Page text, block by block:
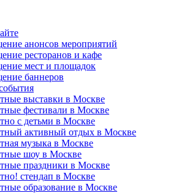
анонсов мероприятий
ресторанов и кафе
мест и площадок
баннеров
выставки в Москве
фестивали в Москве
с детьми в Москве
активный отдых в Москве
музыка в Москве
шоу в Москве
праздники в Москве
стендап в Москве
образование в Москве